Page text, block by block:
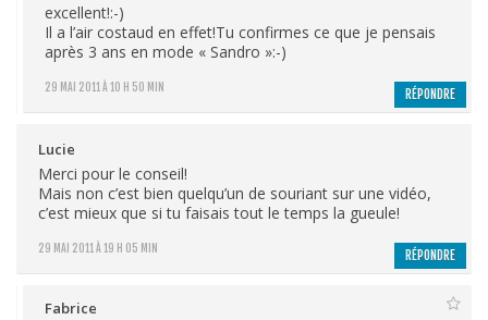
29 MAI 2011 À 10 H 50 MIN
excellent!:-)
Il a l’air costaud en effet!Tu confirmes ce que je pensais
après 3 ans en mode « Sandro »:-)
RÉPONDRE
Lucie
29 MAI 2011 À 19 H 05 MIN
Merci pour le conseil!
Mais non c’est bien quelqu’un de souriant sur une vidéo,
c’est mieux que si tu faisais tout le temps la gueule!
RÉPONDRE
Fabrice